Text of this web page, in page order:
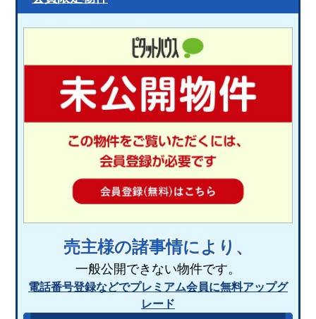
売主様の諸事情により、
一般公開できない物件です。
電話番号登録などでプレミアム会員に無料アップグ
レード